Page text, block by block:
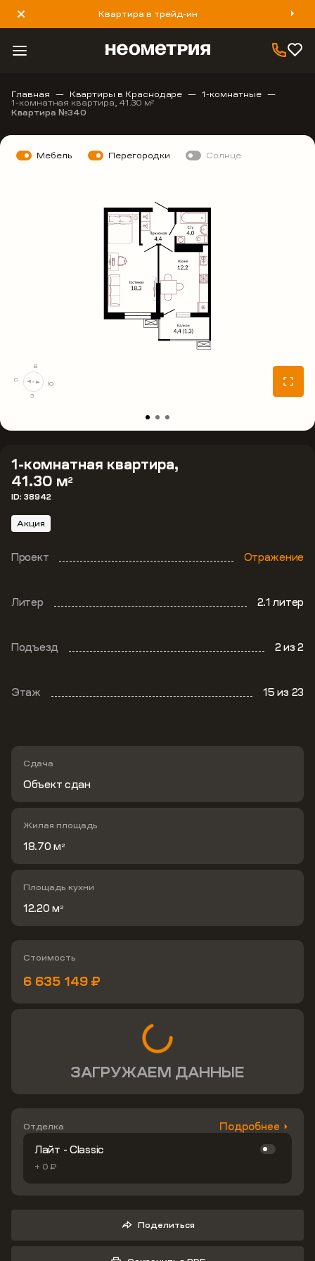
Квартира в трейд-ин
8 800 777 40 93
Главная Квартиры в Краснодаре 1-комнатные
1-комнатная квартира, 41.30 м2
Квартира №340
1-комнатная квартира,
41.30 м2
ID: 38942
Акция
Проект Отражение
Литер 2.1 литер
Подъезд 2из 2
Этаж 15из 23
Сдача
Объект сдан
Жилая площадь
18.70 м 2
Площадь кухни
12.20 м 2
Стоимость
6 635 149 ₽
ЗАГРУЖАЕМ ДАННЫЕ
Отделка Подробнее
Лайт - Classic
+ 0 ₽
Поделиться
Мебель Перегородки Солнце
С
В
Ю
З